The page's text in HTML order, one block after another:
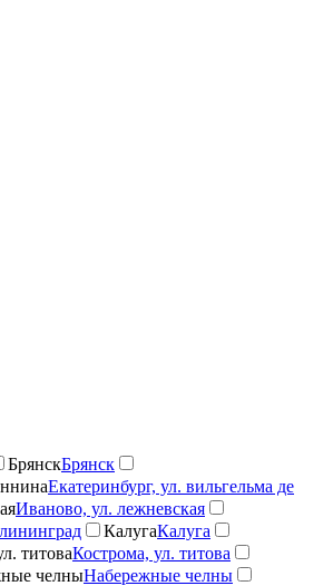
БрянскБрянск
Екатеринбург, ул. вильгельма де
Иваново, ул. лежневская
КалугаКалуга
титоваКострома, ул. титова
челныНабережные челны